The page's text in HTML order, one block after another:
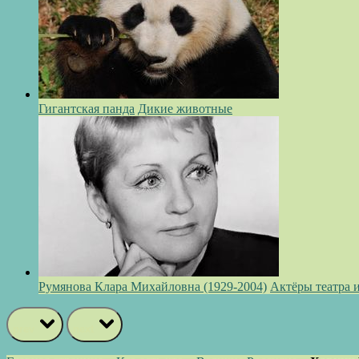
Гигантская панда Дикие животные
Румянова Клара Михайловна (1929-2004) Актёры театра